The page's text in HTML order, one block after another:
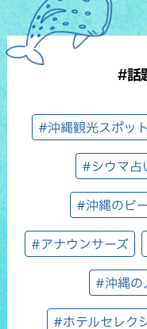
#話
#沖縄観光スポット
#シウマ占
#沖縄のビ
#アナウンサーズ
#沖縄の
#ホテルセレク